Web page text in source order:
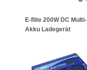
E-flite 200W DC Multi-
Akku Ladegerät